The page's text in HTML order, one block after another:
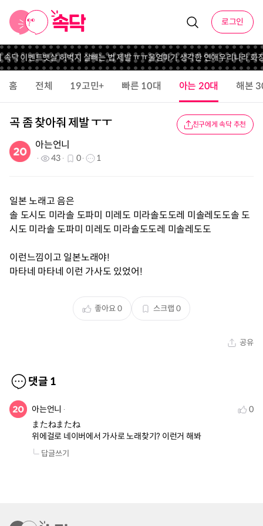
로그인
닥 이벤트뱃살 허벅지 살빼는 법 제발 ㅠㅠ울엄마가 생각한 연애우리나라 화
홈 전체 19고민+ 빠른 10대 아는 20대 해본
곡 좀 찾아줘 제발 ㅜㅜ 친구에게 속닥 추천
아는언니
43 0 1
일본 노래고 음은
솔 도시도 미라솔 도파미 미레도 미라솔도도레 미솔레도도솔 도
시도 미라솔 도파미 미레도 미라솔도도레 미솔레도도
이런느낌이고 일본노래야!
마타네 마타네 이런 가사도 있었어!
좋아요0 스크랩 0
공유
댓글 1
아는언니
0
またねまたね
위에걸로 네이버에서 가사로 노래찾기? 이런거 해봐
답글쓰기